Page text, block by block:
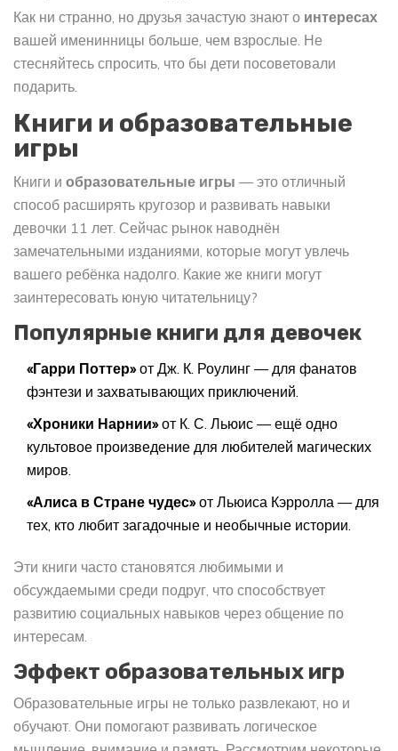
Как ни странно, но друзья зачастую знают о интересах
вашей именинницы больше, чем взрослые. Не
стесняйтесь спросить, что бы дети посоветовали
подарить.
Книги и образовательные
игры
Книги и образовательные игры — это отличный
способ расширять кругозор и развивать навыки
девочки 11 лет. Сейчас рынок наводнён
замечательными изданиями, которые могут увлечь
вашего ребёнка надолго. Какие же книги могут
заинтересовать юную читательницу?
Популярные книги для девочек
«Гарри Поттер»от Дж. К. Роулинг — для фанатов
фэнтези и захватывающих приключений.
«Хроники Нарнии»от К. С. Льюис — ещё одно
культовое произведение для любителей магических
миров.
«Алиса в Стране чудес»от Льюиса Кэрролла — для
тех, кто любит загадочные и необычные истории.
Эти книги часто становятся любимыми и
обсуждаемыми среди подруг, что способствует
развитию социальных навыков через общение по
интересам.
Эффект образовательных игр
Образовательные игры не только развлекают, но и
обучают. Они помогают развивать логическое